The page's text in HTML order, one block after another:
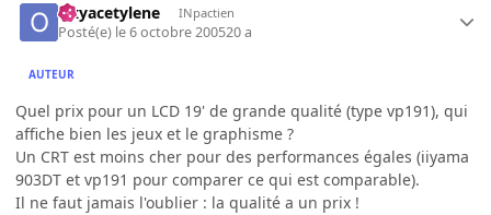
Oxyacetylene INpactien
Posté(e) le 6 octobre 200520 a
AUTEUR
Quel prix pour un LCD 19' de grande qualité (type vp191), qui
affiche bien les jeux et le graphisme ?
Un CRT est moins cher pour des performances égales (iiyama
903DT et vp191 pour comparer ce qui est comparable).
Il ne faut jamais l'oublier : la qualité a un prix !